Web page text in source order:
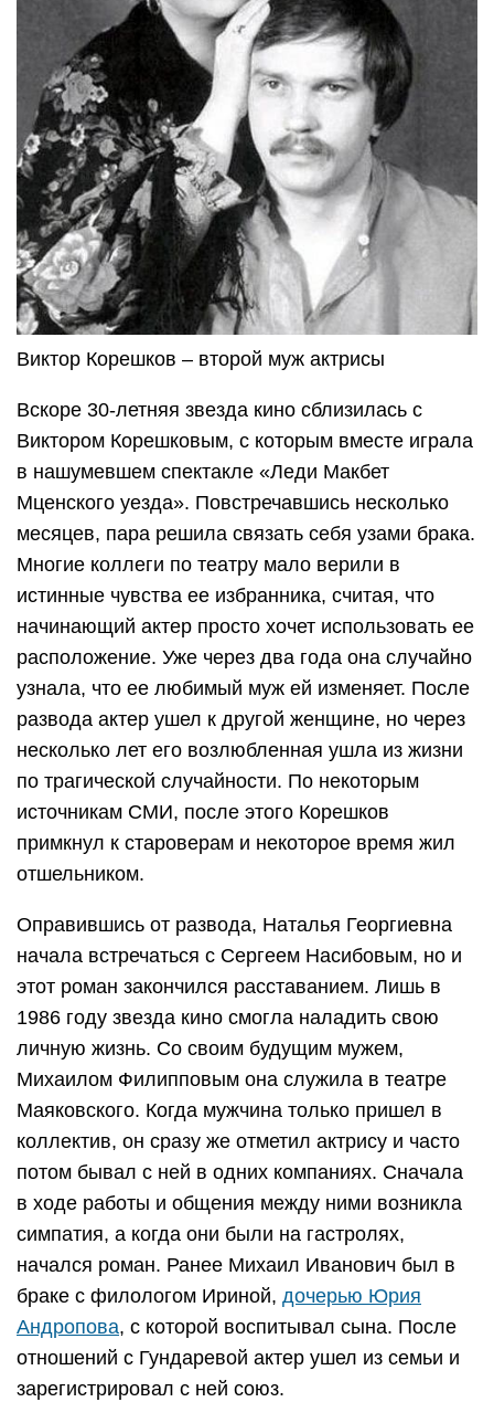
Виктор Корешков – второй муж актрисы
Вскоре 30-летняя звезда кино сблизилась с
Виктором Корешковым, с которым вместе играла
в нашумевшем спектакле «Леди Макбет
Мценского уезда». Повстречавшись несколько
месяцев, пара решила связать себя узами брака.
Многие коллеги по театру мало верили в
истинные чувства ее избранника, считая, что
начинающий актер просто хочет использовать ее
расположение. Уже через два года она случайно
узнала, что ее любимый муж ей изменяет. После
развода актер ушел к другой женщине, но через
несколько лет его возлюбленная ушла из жизни
по трагической случайности. По некоторым
источникам СМИ, после этого Корешков
примкнул к староверам и некоторое время жил
отшельником.
Оправившись от развода, Наталья Георгиевна
начала встречаться с Сергеем Насибовым, но и
этот роман закончился расставанием. Лишь в
1986 году звезда кино смогла наладить свою
личную жизнь. Со своим будущим мужем,
Михаилом Филипповым она служила в театре
Маяковского. Когда мужчина только пришел в
коллектив, он сразу же отметил актрису и часто
потом бывал с ней в одних компаниях. Сначала
в ходе работы и общения между ними возникла
симпатия, а когда они были на гастролях,
начался роман. Ранее Михаил Иванович был в
браке с филологом Ириной, дочерью Юрия
Андропова, с которой воспитывал сына. После
отношений с Гундаревой актер ушел из семьи и
зарегистрировал с ней союз.